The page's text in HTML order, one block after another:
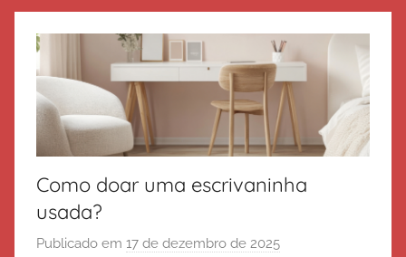
e
S
a
v
ç
ã
Como doar uma escrivaninha
usada?
Publicado em 17 de dezembro de 2025